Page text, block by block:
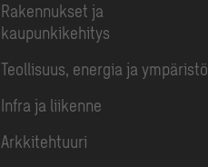
Rakennukset ja
kaupunkikehitys
Teollisuus, energia ja ympäristö
Infra ja liikenne
Arkkitehtuuri